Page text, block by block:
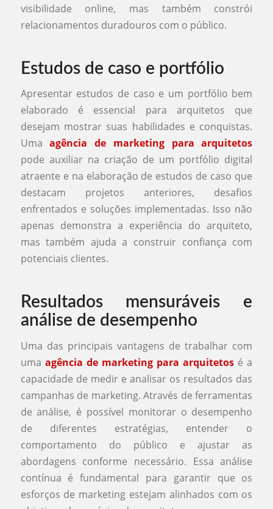
visibilidade online, mas também constrói
relacionamentos duradouros com o público.
Estudos de caso e portfólio
Apresentar estudos de caso e um portfólio bem
elaborado é essencial para arquitetos que
desejam mostrar suas habilidades e conquistas.
Umaagência de marketing para arquitetos
pode auxiliar na criação de um portfólio digital
atraente e na elaboração de estudos de caso que
destacam projetos anteriores, desafios
enfrentados e soluções implementadas. Isso não
apenas demonstra a experiência do arquiteto,
mas também ajuda a construir confiança com
potenciais clientes.
Resultados mensuráveis e
análise de desempenho
Uma das principais vantagens de trabalhar com
uma agência de marketing para arquitetos é a
capacidade de medir e analisar os resultados das
campanhas de marketing. Através de ferramentas
de análise, é possível monitorar o desempenho
de diferentes estratégias, entender o
comportamento do público e ajustar as
abordagens conforme necessário. Essa análise
contínua é fundamental para garantir que os
esforços de marketing estejam alinhados com os